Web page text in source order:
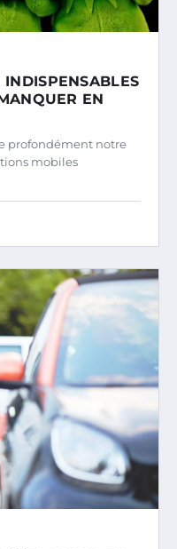
EN
profondément notre
mobiles